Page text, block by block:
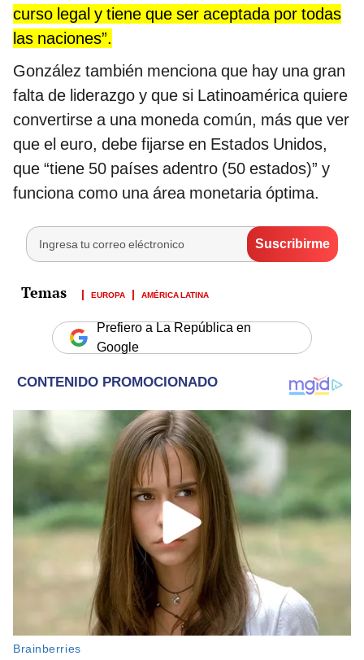
curso legal y tiene que ser aceptada por todas
las naciones”.
González también menciona que hay una gran
falta de liderazgo y que si Latinoamérica quiere
convertirse a una moneda común, más que ver
que el euro, debe fijarse en Estados Unidos,
que “tiene 50 países adentro (50 estados)” y
funciona como una área monetaria óptima.
EUROPA AMÉRICA LATINA
Prefiero a La República en
Google